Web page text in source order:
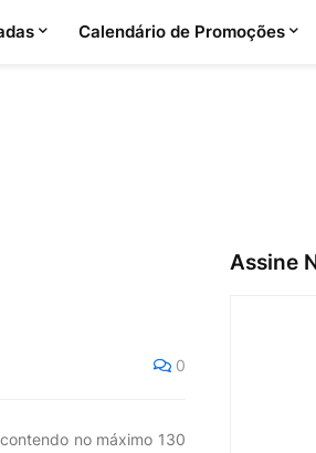
Calendário de Promoções
0
no máximo 130
Assine